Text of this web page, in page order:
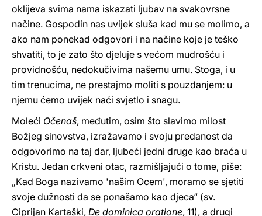
oklijeva svima nama iskazati ljubav na svakovrsne
načine. Gospodin nas uvijek sluša kad mu se molimo, a
ako nam ponekad odgovori i na načine koje je teško
shvatiti, to je zato što djeluje s većom mudrošću i
providnošću, nedokučivima našemu umu. Stoga, i u
tim trenucima, ne prestajmo moliti s pouzdanjem: u
njemu ćemo uvijek naći svjetlo i snagu.
Moleći Očenaš, međutim, osim što slavimo milost
Božjeg sinovstva, izražavamo i svoju predanost da
odgovorimo na taj dar, ljubeći jedni druge kao braća u
Kristu. Jedan crkveni otac, razmišljajući o tome, piše:
„Kad Boga nazivamo 'našim Ocem', moramo se sjetiti
svoje dužnosti da se ponašamo kao djeca“ (sv.
Ciprijan Kartaški, De dominica oratione, 11), a drugi